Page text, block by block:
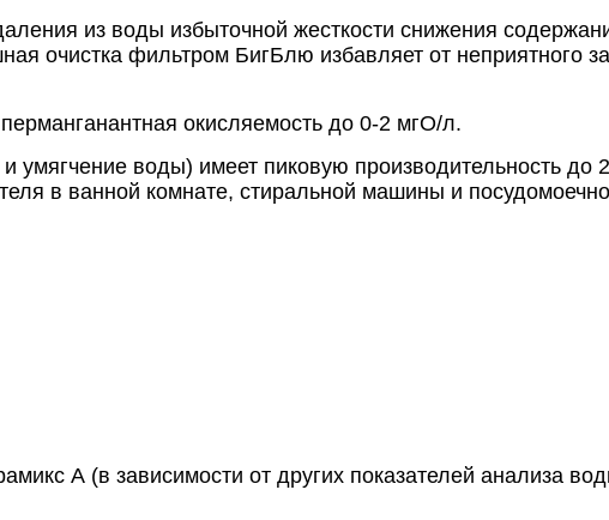
из воды избыточной жесткости снижения
очистка фильтром БигБлю избавляет от неприятного
окисляемость до 0-2 мгО/л.
умягчение воды) имеет пиковую производительность до
в ванной комнате, стиральной машины и
А (в зависимости от других показателей анализа